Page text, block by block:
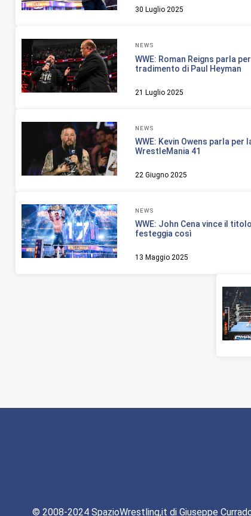
30 Luglio 2025
NEWS
WWE: Roman Reigns parla
tradimento di Paul Heyman
21 Luglio 2025
NEWS
WWE: Kevin Owens parla per
WrestleMania 41
22 Giugno 2025
NEWS
WWE: John Cena vince il
festeggia così
13 Maggio 2025
© 2008-2024 SpazioWrestling,it di Giuseppe